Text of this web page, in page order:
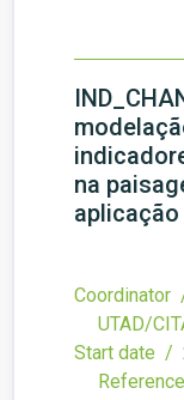
na
aplicação
Coordinator
UTAD/
Start date /